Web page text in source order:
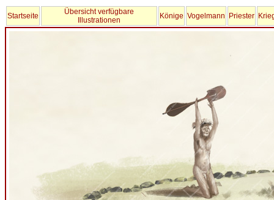
Startseite
Übersicht verfügbare
Illustrationen
Könige Vogelmann Priester